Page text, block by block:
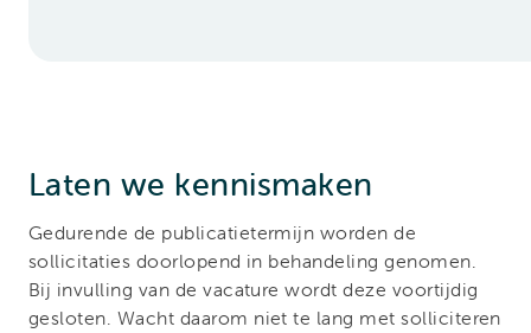
Laten we kennismaken
Gedurende de publicatietermijn worden de
sollicitaties doorlopend in behandeling genomen.
Bij invulling van de vacature wordt deze voortijdig
gesloten. Wacht daarom niet te lang met solliciteren